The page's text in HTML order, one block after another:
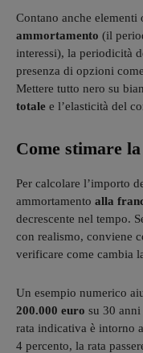
Contano anche elementi
ammortamento (il
interessi), la periodicità
presenza di opzioni
Mettere tutto nero su
totale e l’elasticità del
Come stimare
Per calcolare l’importo
ammortamento alla
decrescente nel tempo.
con realismo, conviene
verificare come cambia
Un esempio numerico
200.000 euro su 30
rata indicativa è intorno a
4 percento, la rata